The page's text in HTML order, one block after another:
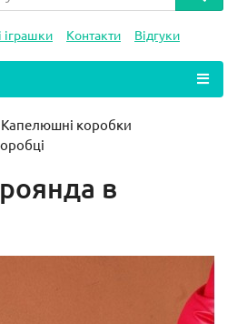
іграшки Контакти Відгуки
Капелюшні коробки
в